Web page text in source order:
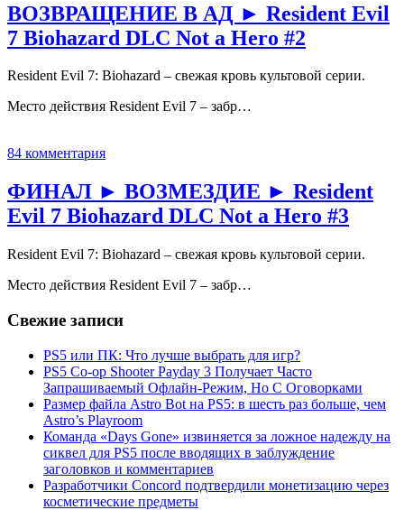
ВОЗВРАЩЕНИЕ В АД ► Resident Evil
7 Biohazard DLC Not a Hero #2
Resident Evil 7: Biohazard – свежая кровь культовой серии.
Место действия Resident Evil 7 – забр…
84 комментария
ФИНАЛ ► ВОЗМЕЗДИЕ ► Resident
Evil 7 Biohazard DLC Not a Hero #3
Resident Evil 7: Biohazard – свежая кровь культовой серии.
Место действия Resident Evil 7 – забр…
Свежие записи
PS5 или ПК: Что лучше выбрать для игр?
PS5 Co-op Shooter Payday 3 Получает Часто
Запрашиваемый Офлайн-Режим, Но С Оговорками
Размер файла Astro Bot на PS5: в шесть раз больше, чем
Astro’s Playroom
Команда «Days Gone» извиняется за ложное надежду на
сиквел для PS5 после вводящих в заблуждение
заголовков и комментариев
Разработчики Concord подтвердили монетизацию через
косметические предметы